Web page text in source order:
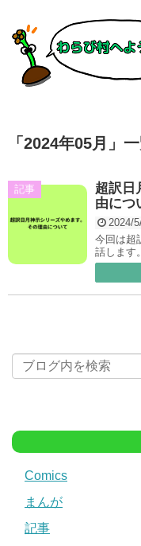
「 2024年05月 」
超訳日
由につ
2024/
記事
今回は超
話します。
Comics
まんが
記事